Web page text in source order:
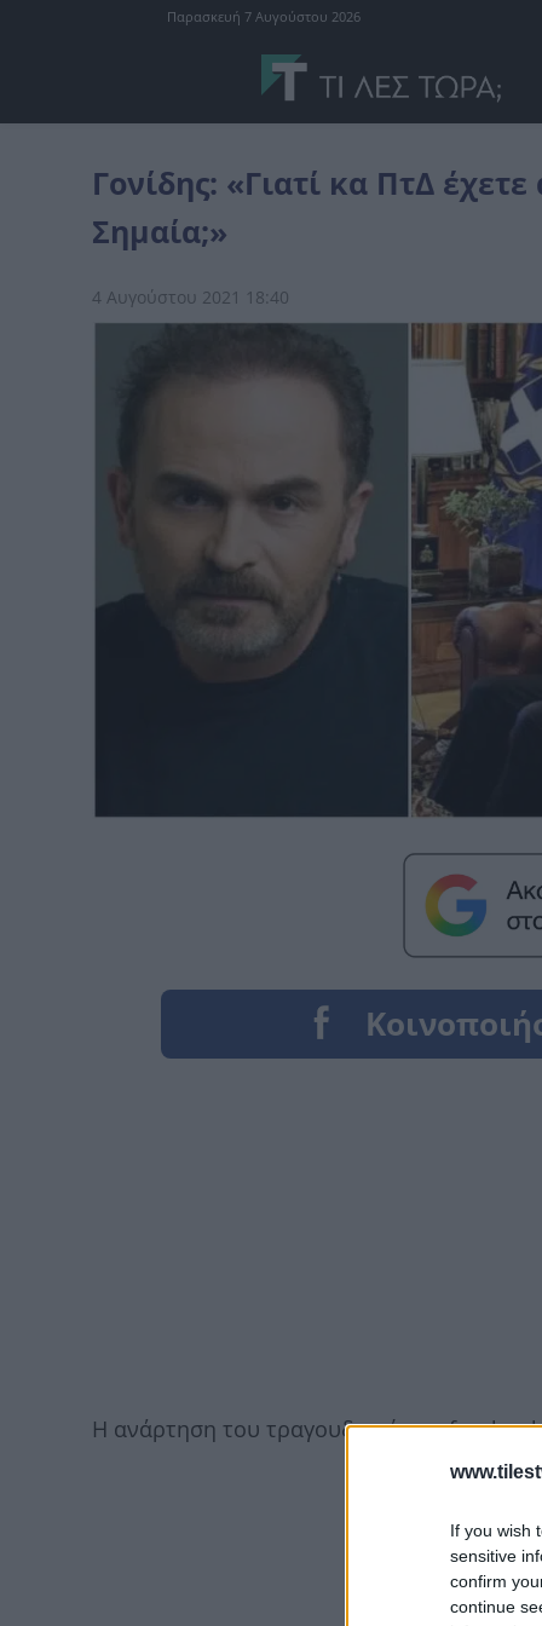
If you wish
sensitive
confirm
continue
Παρασκευή 7 Αυγούστου 2026
Γονίδης: «Γιατί κα ΠτΔ
Σημαία;»
4 Αυγούστου 2021 18:40
Η ανάρτηση του τραγουδιστή στο